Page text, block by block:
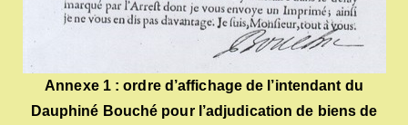
Annexe 1 : ordre d’affichage de l’intendant du
Dauphiné Bouché pour l’adjudication de biens de